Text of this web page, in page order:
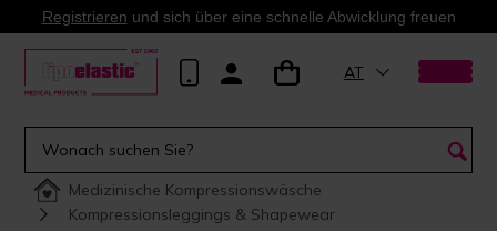
Registrieren und sich über eine schnelle Abwicklung freuen
AT
Medizinische Kompressionswäsche
Kompressionsleggings & Shapewear